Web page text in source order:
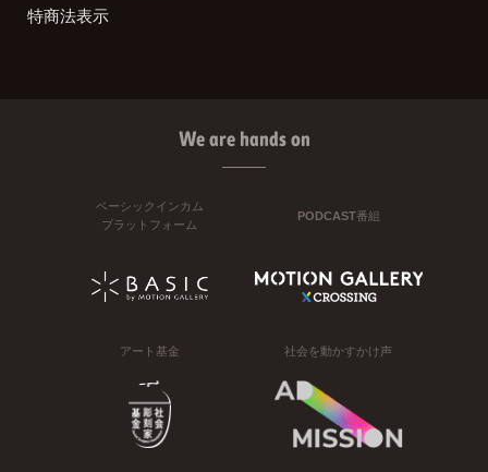
特商法表示
We are hands on
ベーシックインカム
プラットフォーム
PODCAST番組
アート基金 社会を動かすかけ声